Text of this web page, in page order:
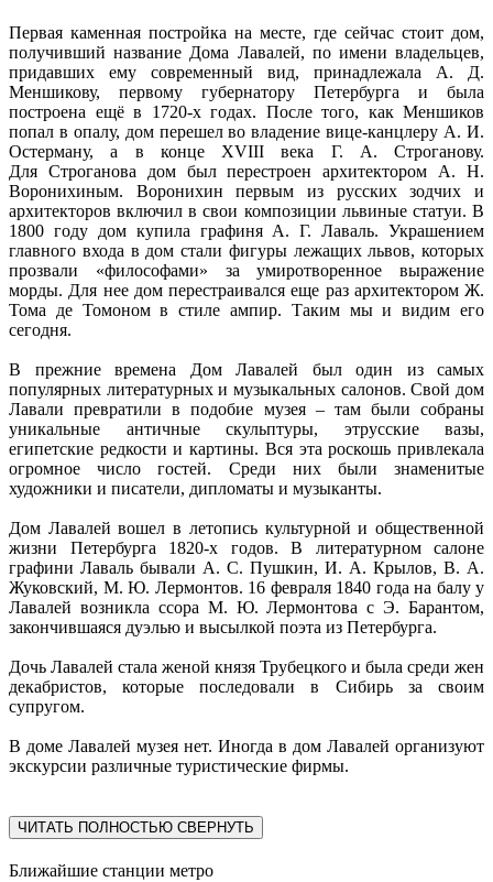
Первая каменная постройка на месте, где сейчас стоит дом,
получивший название Дома Лавалей, по имени владельцев,
придавших ему современный вид, принадлежала А. Д.
Меншикову, первому губернатору Петербурга и была
построена ещё в 1720-х годах. После того, как Меншиков
попал в опалу, дом перешел во владение вице-канцлеру А. И.
Остерману, а в конце XVIII века Г. А. Строганову.
Для Строганова дом был перестроен архитектором А. Н.
Воронихиным. Воронихин первым из русских зодчих и
архитекторов включил в свои композиции львиные статуи. В
1800 году дом купила графиня А. Г. Лаваль. Украшением
главного входа в дом стали фигуры лежащих львов, которых
прозвали «философами» за умиротворенное выражение
морды. Для нее дом перестраивался еще раз архитектором Ж.
Тома де Томоном в стиле ампир. Таким мы и видим его
сегодня.
В прежние времена Дом Лавалей был один из самых
популярных литературных и музыкальных салонов. Свой дом
Лавали превратили в подобие музея – там были собраны
уникальные античные скульптуры, этрусские вазы,
египетские редкости и картины. Вся эта роскошь привлекала
огромное число гостей. Среди них были знаменитые
художники и писатели, дипломаты и музыканты.
Дом Лавалей вошел в летопись культурной и общественной
жизни Петербурга 1820-х годов. В литературном салоне
графини Лаваль бывали А. С. Пушкин, И. А. Крылов, В. А.
Жуковский, М. Ю. Лермонтов. 16 февраля 1840 года на балу у
Лавалей возникла ссора М. Ю. Лермонтова с Э. Барантом,
закончившаяся дуэлью и высылкой поэта из Петербурга.
Дочь Лавалей стала женой князя Трубецкого и была среди жен
декабристов, которые последовали в Сибирь за своим
супругом.
В доме Лавалей музея нет. Иногда в дом Лавалей организуют
экскурсии различные туристические фирмы.
ЧИТАТЬ ПОЛНОСТЬЮ СВЕРНУТЬ
Ближайшие станции метро